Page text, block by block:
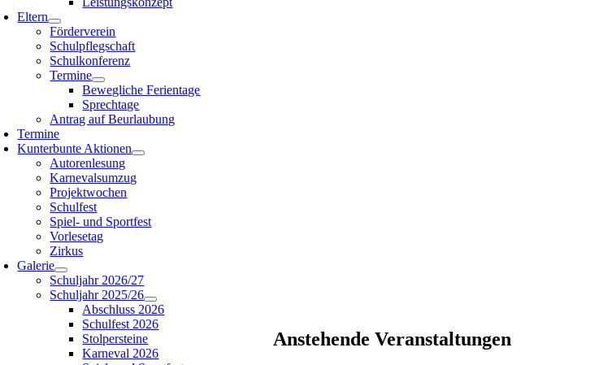
Anstehende Veranstaltungen
Eltern
Förderverein
Schulpflegschaft
Schulkonferenz
Termine
Bewegliche Ferientage
Sprechtage
Antrag auf Beurlaubung
Termine
Kunterbunte Aktionen
Autorenlesung
Karnevalsumzug
Projektwochen
Schulfest
Spiel- und Sportfest
Vorlesetag
Zirkus
Galerie
Schuljahr 2026/27
Schuljahr 2025/26
Abschluss 2026
Schulfest 2026
Stolpersteine
Karneval 2026